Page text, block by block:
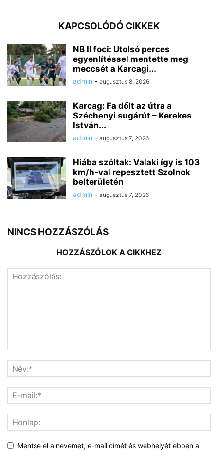
KAPCSOLÓDÓ CIKKEK
NB II foci: Utolsó perces
egyenlítéssel mentette meg
meccsét a Karcagi...
admin - augusztus 8, 2026
Karcag: Fa dőlt az útra a
Széchenyi sugárút – Kerekes
István...
admin - augusztus 7, 2026
Hiába szóltak: Valaki így is 103
km/h-val repesztett Szolnok
belterületén
admin - augusztus 7, 2026
NINCS HOZZÁSZÓLÁS
HOZZÁSZÓLOK A CIKKHEZ
Mentse el a nevemet, e-mail címét és webhelyét ebben a